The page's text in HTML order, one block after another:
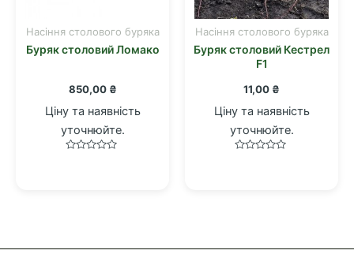
Насіння столового буряка
Буряк столовий Ломако
850,00 ₴
Ціну та наявність
уточнюйте.
Насіння столового буряка
Буряк столовий Кестрел
F1
11,00 ₴
Ціну та наявність
уточнюйте.